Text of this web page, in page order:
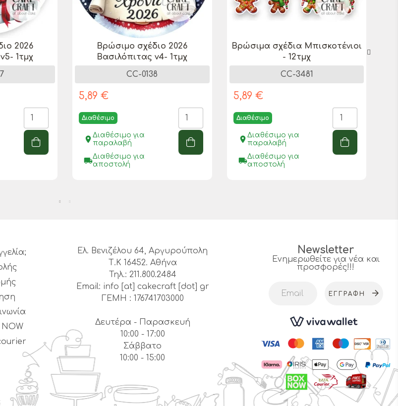
2026
1τμχ
Βρώσιμo σχέδιo 2026
Βασιλόπιτας v4- 1τμχ
CC-0138
5,89 €
Διαθέσιμο
place Διαθέσιμο για
παραλαβή
local_shippingΔιαθέσιμο για
αποστολή
Βρώσιμα σχέδια Μπισκοτένιοι
- 12τμχ
CC-3481
5,89 €
Διαθέσιμο
place Διαθέσιμο για
παραλαβή
local_shippingΔιαθέσιμο για
αποστολή
Ελ. Βενιζέλου 64, Αργυρούπολη
Τ.Κ 16452. Αθήνα
Τηλ.: 211.800.2484
Email: info [at] cakecraft [dot] gr
ΓΕΜΗ : 176741703000
Δευτέρα - Παρασκευή
10:00 - 17:00
Σάββατο
10:00 - 15:00
Newsletter
Ενημερωθείτε για νέα και
προσφορές!!!
ΕΓΓΡΑΦΉ